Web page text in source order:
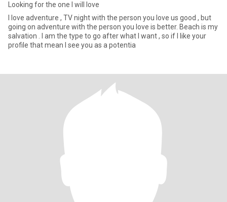
Looking for the one I will love
I love adventure , TV night with the person you love us good , but
going on adventure with the person you love is better. Beach is my
salvation . I am the type to go after what I want , so if I like your
profile that mean I see you as a potentia